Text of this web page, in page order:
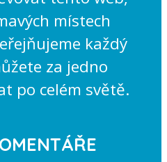
místech
každý
za jedno
po celém světě.